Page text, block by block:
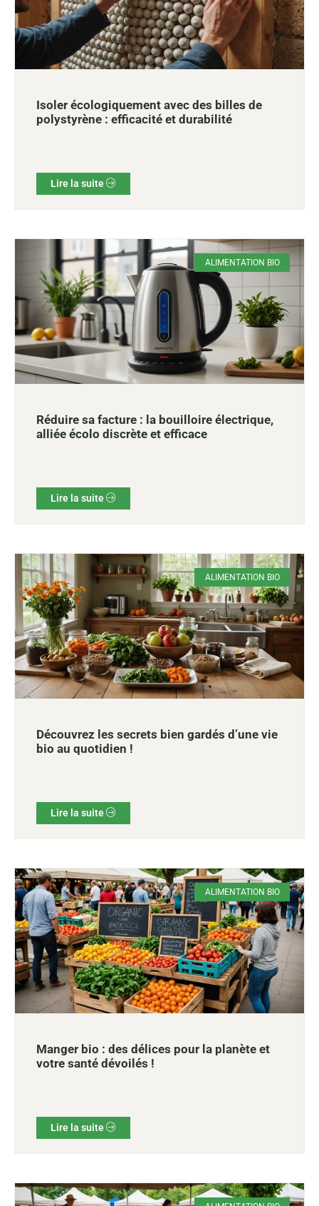
Isoler écologiquement avec des billes de
polystyrène : efficacité et durabilité
Lire la suite
ALIMENTATION BIO
Réduire sa facture : la bouilloire électrique,
alliée écolo discrète et efficace
Lire la suite
ALIMENTATION BIO
Découvrez les secrets bien gardés d’une vie
bio au quotidien !
Lire la suite
ALIMENTATION BIO
Manger bio : des délices pour la planète et
votre santé dévoilés !
Lire la suite